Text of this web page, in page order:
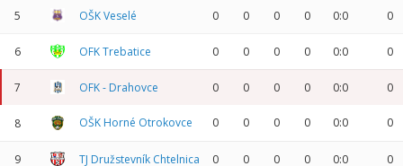
5 OŠK Veselé 0 0 0 0 0:0 0
6 OFK Trebatice 0 0 0 0 0:0 0
7 OFK - Drahovce 0 0 0 0 0:0 0
8 OŠK Horné Otrokovce 0 0 0 0 0:0 0
9 TJ Družstevník Chtelnica 0 0 0 0 0:0 0